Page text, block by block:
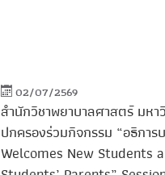
02/07/2569
สำนักวิชาพยาบาลศาสตร์ มห
ปกครองร่วมกิจกรรม “อธิกา
Welcomes New Students